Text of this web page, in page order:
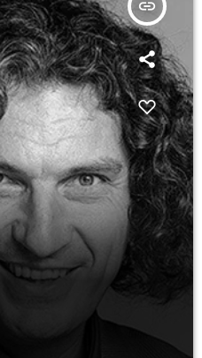
insert_link